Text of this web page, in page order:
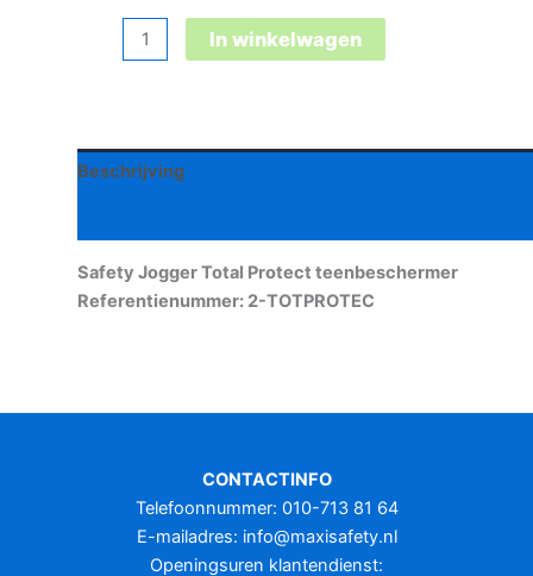
Jogger
teenbeschermer
aantal
In winkelwagen
Beschrijving
Safety Jogger Total Protect teenbeschermer
Referentienummer: 2-TOTPROTEC
CONTACTINFO
Telefoonnummer: 010-713 81 64
E-mailadres: info@maxisafety.nl
Openingsuren klantendienst: